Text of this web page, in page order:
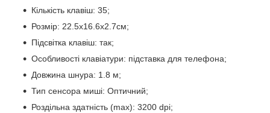
Кількість клавіш: 35;
Розмір: 22.5х16.6х2.7см;
Підсвітка клавіш: так;
Особливості клавіатури: підставка для телефона;
Довжина шнура: 1.8 м;
Тип сенсора миші: Оптичний;
Роздільна здатність (max): 3200 dpi;